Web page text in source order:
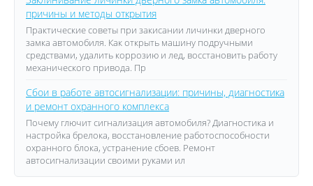
причины и методы открытия
Практические советы при закисании личинки дверного
замка автомобиля. Как открыть машину подручными
средствами, удалить коррозию и лед, восстановить работу
механического привода. Пр
Сбои в работе автосигнализации: причины, диагностика
и ремонт охранного комплекса
Почему глючит сигнализация автомобиля? Диагностика и
настройка брелока, восстановление работоспособности
охранного блока, устранение сбоев. Ремонт
автосигнализации своими руками ил